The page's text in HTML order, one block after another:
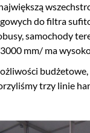
do filtra
samochody
mm/ ma
trzy linie